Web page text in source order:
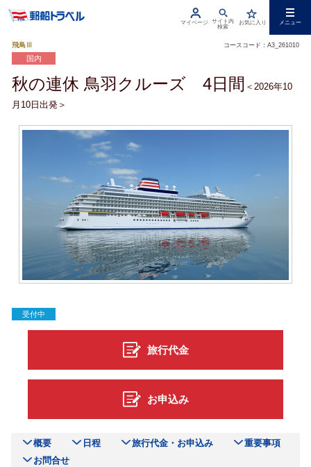
お気に入り
サイト内
検索
マイページ メニュー
飛鳥Ⅲ コースコード：A3_261010
国内
秋の連休 鳥羽クルーズ 4日間 ＜2026年10
月10日出発＞
受付中
旅行代金
お申込み
概要 日程 旅行代金・お申込み
重要事項
お問合せ